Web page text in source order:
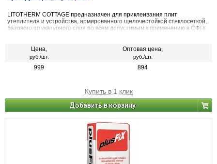
LITOTHERM COTTAGE предназначен для приклеивания плит
утеплителя и устройства, армированного щелочестойкой стеклосеткой,
базового штукатурного слоя по всем допустимым к применению в СФТК
Цена,
руб./шт.
Оптовая цена,
руб./шт.
999 894
Купить в 1 клик
Добавить в корзину